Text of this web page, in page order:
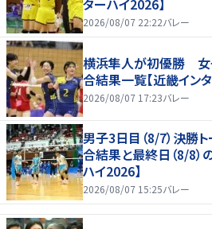
ターハイ2026】
2026/08/07 22:22バレー
横浜隼人が初優勝 女
合結果一覧【近畿イン
2026/08/07 17:23バレー
男子3日目（8/7）決勝
合結果と最終日（8/8）
ハイ2026】
2026/08/07 15:25バレー